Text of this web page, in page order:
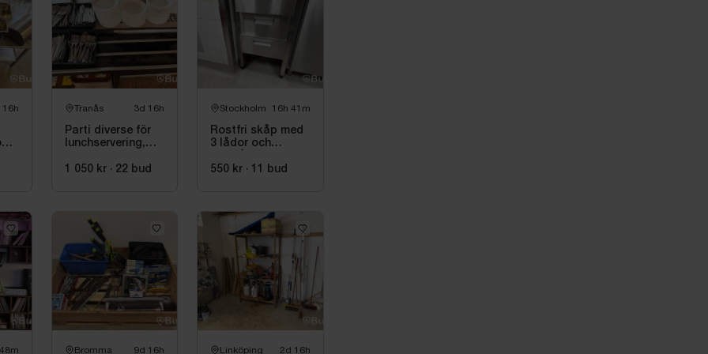
16h Tranås 3d 16h
Parti diverse för
lunchservering,
glas och bestick
1 050 kr · 22 bud
Stockholm 16h 41m
Rostfri skåp med
3 lådor och
550 kr · 11 bud
Bromma 9d 16h Linköping 2d 16h